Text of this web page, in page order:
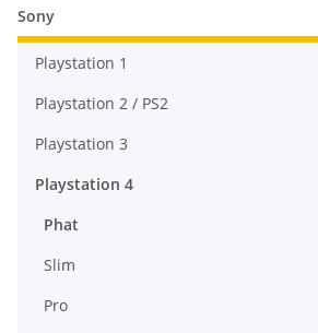
Sony
Playstation 1
Playstation 2 / PS2
Playstation 3
Playstation 4
Phat
Slim
Pro